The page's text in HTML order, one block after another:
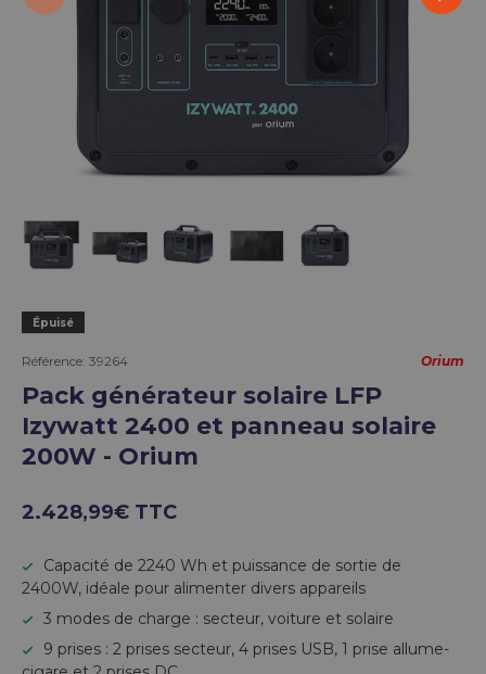
Épuisé
Référence: 39264 Orium
Pack générateur solaire LFP
Izywatt 2400 et panneau solaire
200W - Orium
2.428,99€ TTC
Capacité de 2240 Wh et puissance de sortie de
2400W, idéale pour alimenter divers appareils
3 modes de charge : secteur, voiture et solaire
9 prises : 2 prises secteur, 4 prises USB, 1 prise allume-